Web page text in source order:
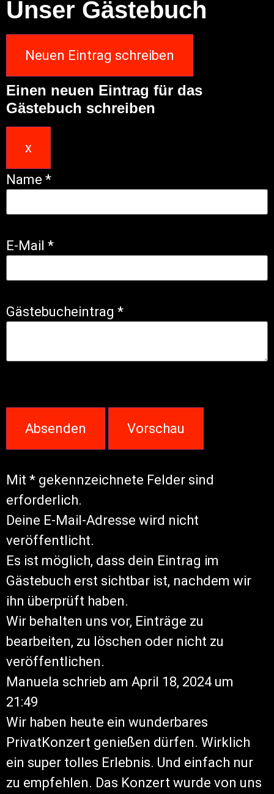
Unser Gästebuch
Einen neuen Eintrag für das
Gästebuch schreiben
x
Name *
E-Mail *
Gästebucheintrag *
Mit * gekennzeichnete Felder sind
erforderlich.
Deine E-Mail-Adresse wird nicht
veröffentlicht.
Es ist möglich, dass dein Eintrag im
Gästebuch erst sichtbar ist, nachdem wir
ihn überprüft haben.
Wir behalten uns vor, Einträge zu
bearbeiten, zu löschen oder nicht zu
veröffentlichen.
Manuela schrieb am April 18, 2024 um
21:49
Wir haben heute ein wunderbares
PrivatKonzert genießen dürfen. Wirklich
ein super tolles Erlebnis. Und einfach nur
zu empfehlen. Das Konzert wurde von uns